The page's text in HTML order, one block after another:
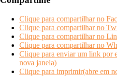
Clique para compartilhar no
Clique para compartilhar no
Clique para compartilhar no
Clique para compartilhar no
Clique para enviar um link por
nova janela)
Clique para imprimir(abre em